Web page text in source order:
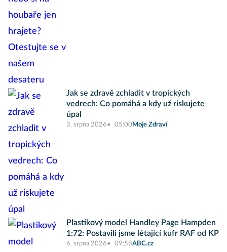
Jak se zdravě zchladit v tropických
vedrech: Co pomáhá a kdy už riskujete
úpal
3. srpna 2026 05:00 Moje Zdraví
Plastikový model Handley Page Hampden
1:72: Postavili jsme létající kufr RAF od KP
6. srpna 2026 09:58ABC.cz